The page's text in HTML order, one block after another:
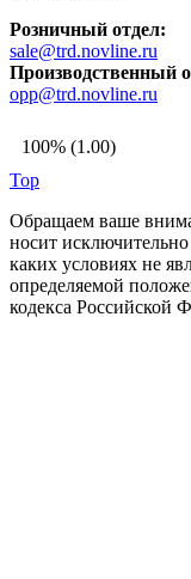
Розничный отдел:
sale@trd.novline.ru
Производственный
opp@trd.novline.ru
100% (1.00)
Top
Обращаем ваше
носит
каких условиях не
определяемой
кодекса Российской